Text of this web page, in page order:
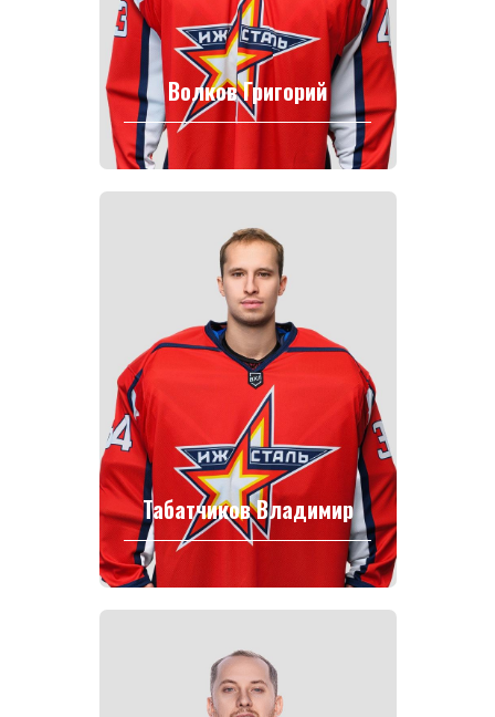
Волков Григорий
Табатчиков Владимир